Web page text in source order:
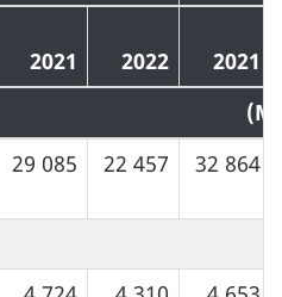
2021 2022
2021
29 085 22 457 32 864